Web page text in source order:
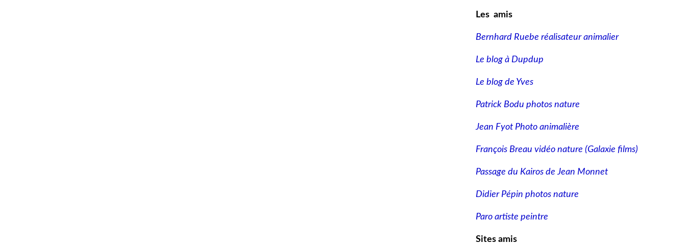
Les amis
Bernhard Ruebe réalisateur animalier
Le blog à Dupdup
Le blog de Yves
Patrick Bodu photos nature
Jean Fyot Photo animalière
François Breau vidéo nature (Galaxie films)
Passage du Kairos de Jean Monnet
Didier Pépin photos nature
Paro artiste peintre
Sites amis